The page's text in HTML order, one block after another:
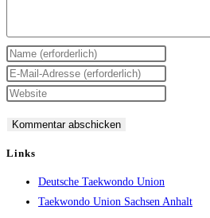
Gib
deinen
Namen
Benutzernamen
zum
Gib
deine
Mail-
Adresse
Gib
Website-
URL
Links
Deutsche Taekwondo Union
Taekwondo Union Sachsen Anhalt